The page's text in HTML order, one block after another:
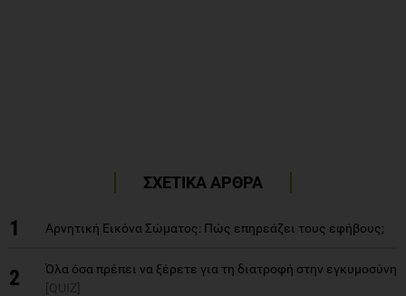
ΣΧΕΤΙΚΑ ΑΡΘΡΑ
1 Αρνητική Εικόνα Σώματος: Πώς επηρεάζει τους εφήβους;
2
Όλα όσα πρέπει να ξέρετε για τη διατροφή στην εγκυμοσύνη
[QUIZ]